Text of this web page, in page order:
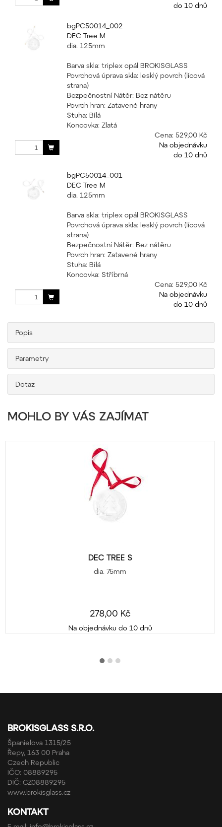
do 10 dnů
bgPC50014_002
DEC Tree M
dia. 125mm
Barva skla: triplex opál BROKISGLASS
Povrchová úprava skla: lesklý povrch (lícová
strana)
Bezpečnostní Nátěr: Bez nátěru
Povrch hran: Zatavené hrany
Stuha: Bílá
Koncovka: Zlatá
Cena: 529,00 Kč
Na objednávku
do 10 dnů
bgPC50014_001
DEC Tree M
dia. 125mm
Barva skla: triplex opál BROKISGLASS
Povrchová úprava skla: lesklý povrch (lícová
strana)
Bezpečnostní Nátěr: Bez nátěru
Povrch hran: Zatavené hrany
Stuha: Bílá
Koncovka: Stříbrná
Cena: 529,00 Kč
Na objednávku
do 10 dnů
Popis
Parametry
Dotaz
MOHLO BY VÁS ZAJÍMAT
DEC TREE S
dia. 75mm
278,00 Kč
Na objednávku do 10 dnů
BROKISGLASS S.R.O.
Španielova 1315/25
Řepy, 163 00 Praha
Czech Republic
IČO: 08889295
DIČ: CZ08889295
www.brokisglass.cz
KONTAKT